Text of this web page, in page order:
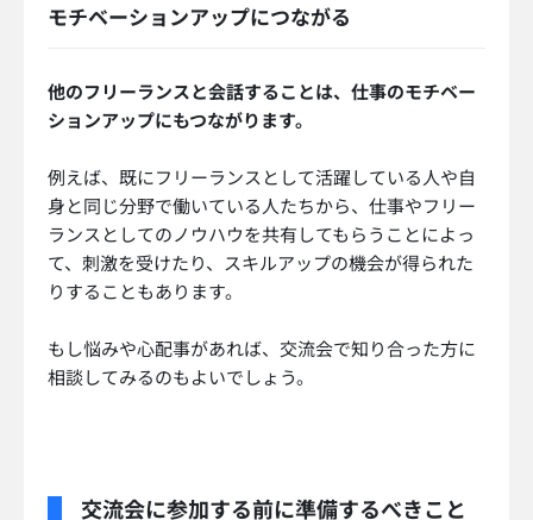
モチベーションアップにつながる
他のフリーランスと会話することは、仕事のモチベー
ションアップにもつながります。
例えば、既にフリーランスとして活躍している人や自
身と同じ分野で働いている人たちから、仕事やフリー
ランスとしてのノウハウを共有してもらうことによっ
て、刺激を受けたり、スキルアップの機会が得られた
りすることもあります。
もし悩みや心配事があれば、交流会で知り合った方に
相談してみるのもよいでしょう。
交流会に参加する前に準備するべきこと